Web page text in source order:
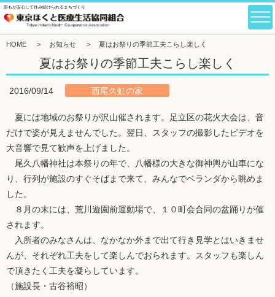
誰もが安心して住み続けられるまちづくり
HOME > お知らせ > 夏はお祭りの季節工夫こらし楽しく
夏はお祭りの季節工夫こらし楽しく
2016/09/14 西尾久虹の家
夏には地域のお祭りが沢山催されます。足立区の花火大会は、音
だけで姿が見えませんでした。翌日、スタッフの撮影したビデオを
大音響で見て歓声を上げました。
尾久八幡神社は本祭りの年で、八幡様の大きな御神輿が山車にな
り、行列が施設のすぐそばまで来て、みんなでベランダから眺めま
した。
８月の末には、荒川遊園前運動場で、１０町会合同の盆踊りが催
されます。
入所者のみなさんは、なかなか外まで出て行き見学とはいきませ
んが、それぞれ工夫をして楽しんでおられます。スタッフも楽しん
で頂きたく工夫を凝らしています。
（施設長・古谷裕昭）